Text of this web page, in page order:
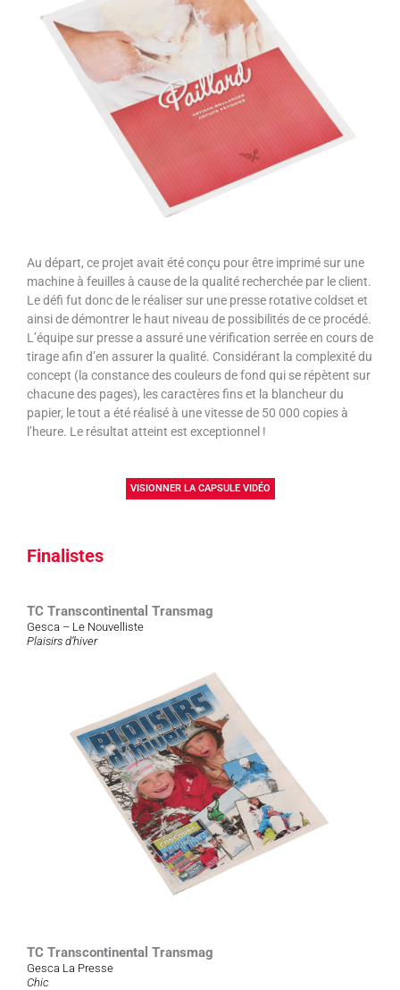
Au départ, ce projet avait été conçu pour être imprimé sur une
machine à feuilles à cause de la qualité recherchée par le client.
Le défi fut donc de le réaliser sur une presse rotative coldset et
ainsi de démontrer le haut niveau de possibilités de ce procédé.
L’équipe sur presse a assuré une vérification serrée en cours de
tirage afin d’en assurer la qualité. Considérant la complexité du
concept (la constance des couleurs de fond qui se répètent sur
chacune des pages), les caractères fins et la blancheur du
papier, le tout a été réalisé à une vitesse de 50 000 copies à
l’heure. Le résultat atteint est exceptionnel !
VISIONNER LA CAPSULE VIDÉO
Finalistes
TC Transcontinental Transmag
Gesca – Le Nouvelliste
Plaisirs d’hiver
TC Transcontinental Transmag
Gesca La Presse
Chic